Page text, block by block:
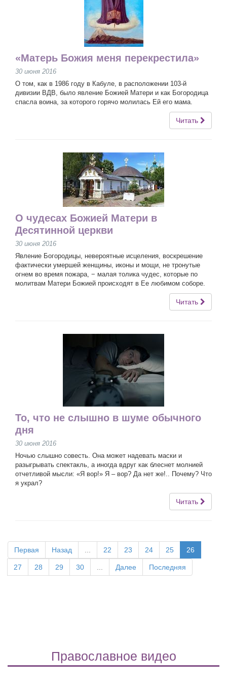
«Матерь Божия меня перекрестила»
30 июня 2016
О том, как в 1986 году в Кабуле, в расположении 103-й
дивизии ВДВ, было явление Божией Матери и как Богородица
спасла воина, за которого горячо молилась Ей его мама.
Читать
О чудесах Божией Матери в
Десятинной церкви
30 июня 2016
Явление Богородицы, невероятные исцеления, воскрешение
фактически умершей женщины, иконы и мощи, не тронутые
огнем во время пожара, − малая толика чудес, которые по
молитвам Матери Божией происходят в Ее любимом соборе.
Читать
То, что не слышно в шуме обычного
дня
30 июня 2016
Ночью слышно совесть. Она может надевать маски и
разыгрывать спектакль, а иногда вдруг как блеснет молнией
отчетливой мысли: «Я вор!» Я – вор? Да нет же!.. Почему? Что
я украл?
Читать
Первая Назад 22 23 24 25 26
27 28 29 30 Далее Последняя
Православное видео